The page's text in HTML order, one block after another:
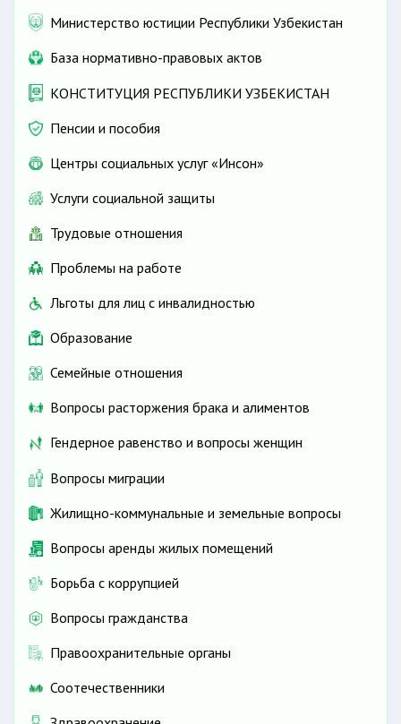
Министерство юстиции Республики Узбекистан
База нормативно-правовых актов
КОНСТИТУЦИЯ РЕСПУБЛИКИ УЗБЕКИСТАН
Пенсии и пособия
Центры социальных услуг «Инсон»
Услуги социальной защиты
Трудовые отношения
Проблемы на работе
Льготы для лиц с инвалидностью
Образование
Семейные отношения
Вопросы расторжения брака и алиментов
Гендерное равенство и вопросы женщин
Вопросы миграции
Жилищно-коммунальные и земельные вопросы
Вопросы аренды жилых помещений
Борьба с коррупцией
Вопросы гражданства
Правоохранительные органы
Соотечественники